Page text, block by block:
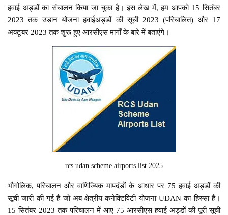
हवाई अड्डों का संचालन किया जा चुका है। इस लेख में, हम आपको 15 सितंबर
2023 तक उड़ान योजना हवाईअड्डों की सूची 2023 (परिचालित) और 17
अक्टूबर 2023 तक शुरू हुए आरसीएस मार्गों के बारे में बताएंगे।
rcs udan scheme airports list 2025
भौगोलिक, परिचालन और वाणिज्यिक मापदंडों के आधार पर 75 हवाई अड्डों की
सूची जारी की गई है जो अब क्षेत्रीय कनेक्टिविटी योजना UDAN का हिस्सा हैं।
15 सितंबर 2023 तक परिचालन में आए 75 आरसीएस हवाई अड्डों की पूरी सूची